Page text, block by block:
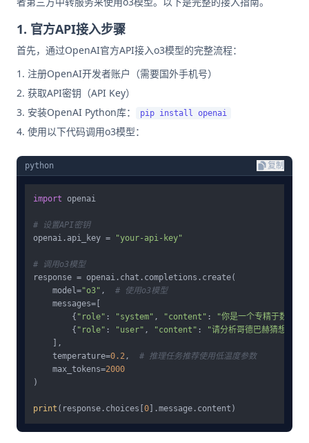
1. 官方API接入步骤
首先，通过OpenAI官方API接入o3模型的完整流程：
注册OpenAI开发者账户（需要国外手机号）
获取API密钥（API Key）
安装OpenAI Python库：
pip install openai
使用以下代码调用o3模型：
python 复制
import openai
# 设置API密钥
openai.api_key =
"your-api-key"
# 调用o3模型
response = openai.chat.completions.create(
    model=
"o3" , # 使用o3模型
    messages=[
        {
"role" : "system" , "content" :
"你是一个专精于数学和
        {
"role" : "user" , "content" :
"请分析哥德巴赫猜想的主
    ],
    temperature=
0.2, # 推理任务推荐使用低温度参数
    max_tokens=
2000
)
print (response.choices[ 0